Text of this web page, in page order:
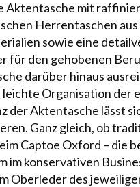
mit
Herrentaschen
sowie eine
für den gehobenen
darüber hinaus
Organisation der
der Aktentasche lässt
Ganz gleich, ob
Captoe Oxford – die
im konservativen
Oberleder des